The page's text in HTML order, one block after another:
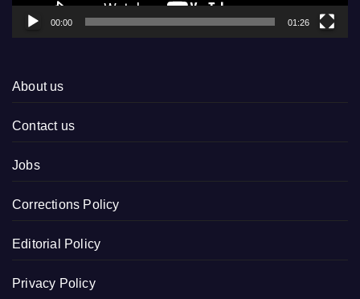
00:00 01:26
About us
Contact us
Jobs
Corrections Policy
Editorial Policy
Privacy Policy